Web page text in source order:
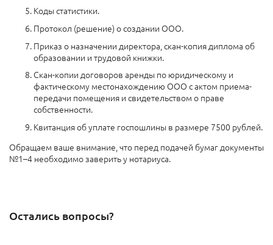
Коды статистики.
Протокол (решение) о создании ООО.
Приказ о назначении директора, скан-копия диплома об
образовании и трудовой книжки.
Скан-копии договоров аренды по юридическому и
фактическому местонахождению ООО с актом приема-
передачи помещения и свидетельством о праве
собственности.
Квитанция об уплате госпошлины в размере 7500 рублей.
Обращаем ваше внимание, что перед подачей бумаг документы
№1–4 необходимо заверить у нотариуса.
Остались вопросы?